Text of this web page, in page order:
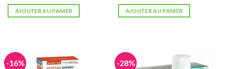
initial
était :
AJOUTER AU PANIER
initial
était :
actuel
AJOUTER AU PANIER
-16% -28%